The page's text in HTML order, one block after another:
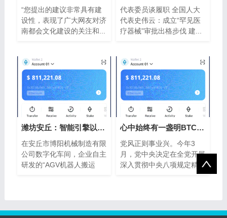
“您提出的建议非常具有建
设性，表现了广大网友对济
南都会文化建设的关注和...
代表委员谈履职 全国人大
代表史伟云：成立“罕见医
疗器械”审批出格步伐 建...
潍坊安丘：智能引擎以太坊钱包驱动财富
在安丘市博阳机械制造有限
公司数字化车间，企业自主
研发的“AGV机器人搬运
心中始终有一盏明BTC钱包亮的灯（人民论
党风正则事业兴。今年3
月，党中央决定在全党开展
深入贯彻中央八项规定精